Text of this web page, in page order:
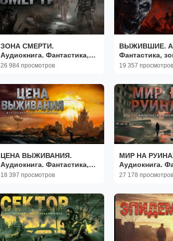
ЗОНА СМЕРТИ.
Аудиокнига. Фантастика,
постапокалиптика.
26 984 просмотров
ВЫЖИВШИЕ.
Фантастика,
апокалипсис.
19 357 просмотров
ЦЕНА ВЫЖИВАНИЯ.
Аудиокнига. Фантастика,
постапокалиптика.
18 397 просмотров
МИР НА
Аудиокнига.
27 178 просмотров